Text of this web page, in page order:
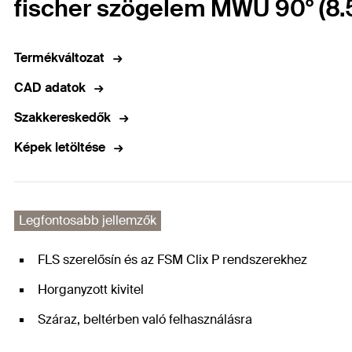
fischer szögelem MWU 90°
Termékváltozat
CAD adatok
Szakkereskedők
Képek letöltése
Legfontosabb jellemzők
FLS szerelősín és az FSM Clix P rendszerekhez
Horganyzott kivitel
Száraz, beltérben való felhasználásra